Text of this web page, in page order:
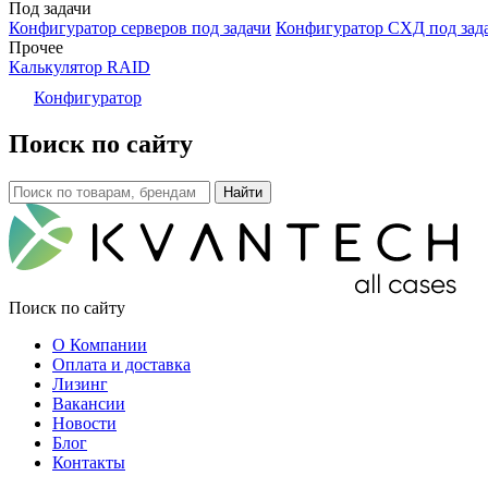
Под задачи
Конфигуратор серверов под задачи Конфигуратор СХД под
Прочее
Калькулятор RAID
Конфигуратор
Поиск по сайту
Поиск по сайту
О Компании
Оплата и доставка
Лизинг
Вакансии
Новости
Блог
Контакты